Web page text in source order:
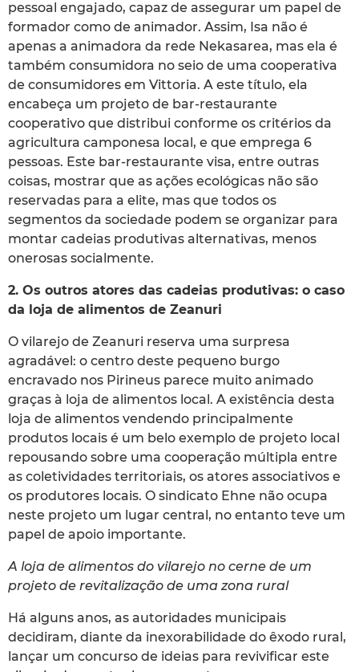
pessoal engajado, capaz de assegurar um papel de
formador como de animador. Assim, Isa não é
apenas a animadora da rede Nekasarea, mas ela é
também consumidora no seio de uma cooperativa
de consumidores em Vittoria. A este título, ela
encabeça um projeto de bar-restaurante
cooperativo que distribui conforme os critérios da
agricultura camponesa local, e que emprega 6
pessoas. Este bar-restaurante visa, entre outras
coisas, mostrar que as ações ecológicas não são
reservadas para a elite, mas que todos os
segmentos da sociedade podem se organizar para
montar cadeias produtivas alternativas, menos
onerosas socialmente.
2. Os outros atores das cadeias produtivas: o caso
da loja de alimentos de Zeanuri
O vilarejo de Zeanuri reserva uma surpresa
agradável: o centro deste pequeno burgo
encravado nos Pirineus parece muito animado
graças à loja de alimentos local. A existência desta
loja de alimentos vendendo principalmente
produtos locais é um belo exemplo de projeto local
repousando sobre uma cooperação múltipla entre
as coletividades territoriais, os atores associativos e
os produtores locais. O sindicato Ehne não ocupa
neste projeto um lugar central, no entanto teve um
papel de apoio importante.
A loja de alimentos do vilarejo no cerne de um
projeto de revitalização de uma zona rural
Há alguns anos, as autoridades municipais
decidiram, diante da inexorabilidade do êxodo rural,
lançar um concurso de ideias para revivificar este